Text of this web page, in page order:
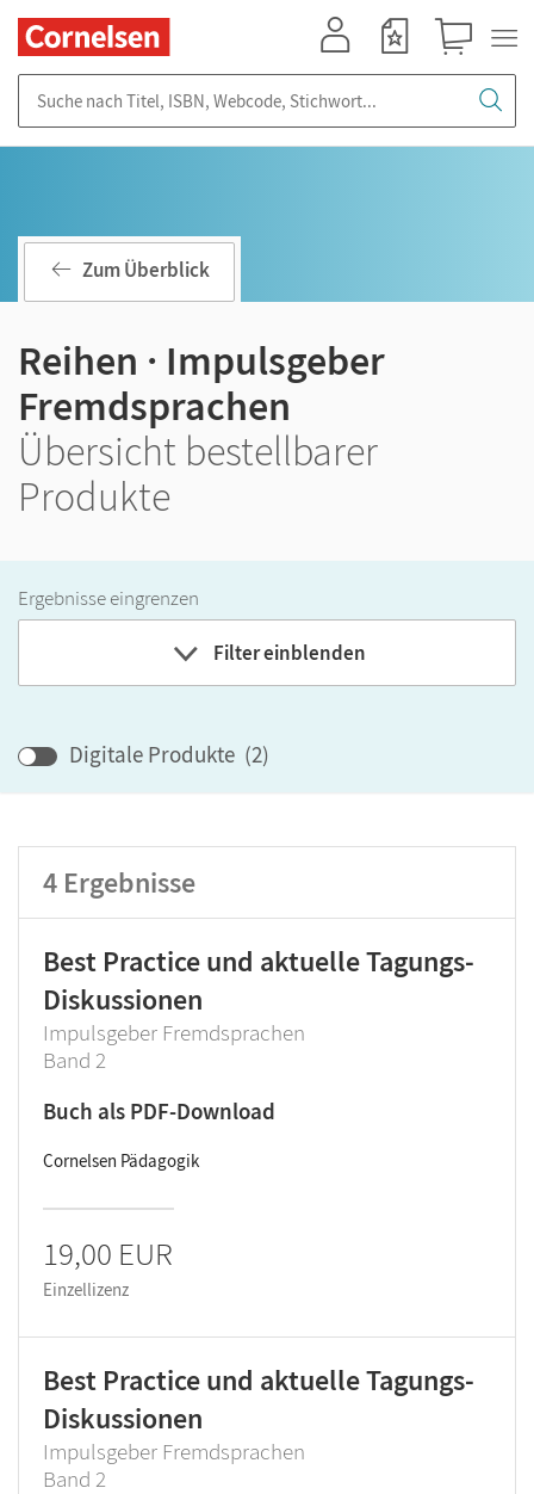
Zum Überblick
Reihen · Impulsgeber
Fremdsprachen
Übersicht bestellbarer
Produkte
Ergebnisse eingrenzen
Filter einblenden
GER-Niveau
Produktart
Digitale Produkte (2)
4 Ergebnisse
Best Practice und aktuelle Tagungs-
Diskussionen
Impulsgeber Fremdsprachen
Band 2
Buch als PDF-Download
Cornelsen Pädagogik
19,00 EUR
Einzellizenz
Best Practice und aktuelle Tagungs-
Diskussionen
Impulsgeber Fremdsprachen
Band 2